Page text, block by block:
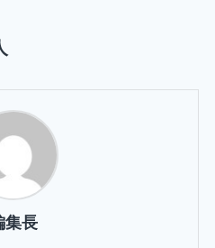
集長